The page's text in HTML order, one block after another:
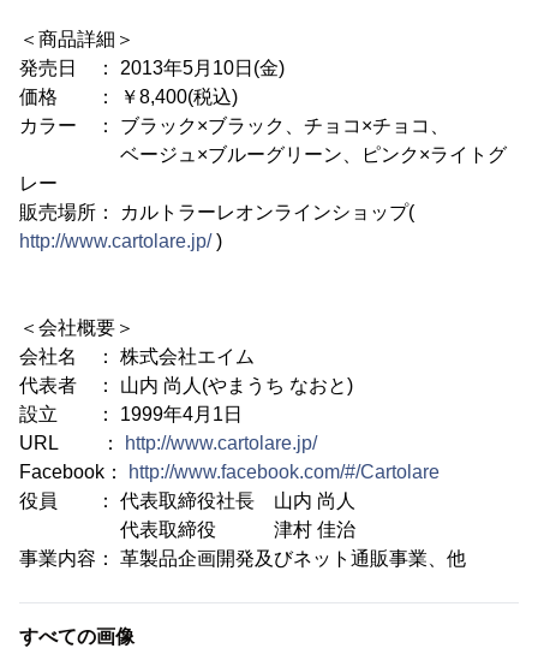
＜商品詳細＞
発売日 ： 2013年5月10日(金)
価格 ： ￥8,400(税込)
カラー ： ブラック×ブラック、チョコ×チョコ、
ベージュ×ブルーグリーン、ピンク×ライトグ
レー
販売場所： カルトラーレオンラインショップ(
http://www.cartolare.jp/)
＜会社概要＞
会社名 ： 株式会社エイム
代表者 ： 山内 尚人(やまうち なおと)
設立 ： 1999年4月1日
URL ：
http://www.cartolare.jp/
Facebook：
http://www.facebook.com/#/Cartolare
役員 ： 代表取締役社長 山内 尚人
代表取締役 津村 佳治
事業内容： 革製品企画開発及びネット通販事業、他
すべての画像